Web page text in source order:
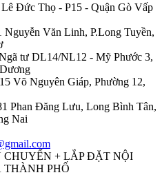
Lê Đức Thọ - P15 - Quận Gò Vấp
Nguyễn Văn Linh, P.Long Tuyền,
tư DL14/NL12 - Mỹ Phước 3,
Võ Nguyên Giáp, Phường 12,
Phan Đăng Lưu, Long Bình Tân,
Nai
CHUYỂN + LẮP ĐẶT NỘI
PHỐ